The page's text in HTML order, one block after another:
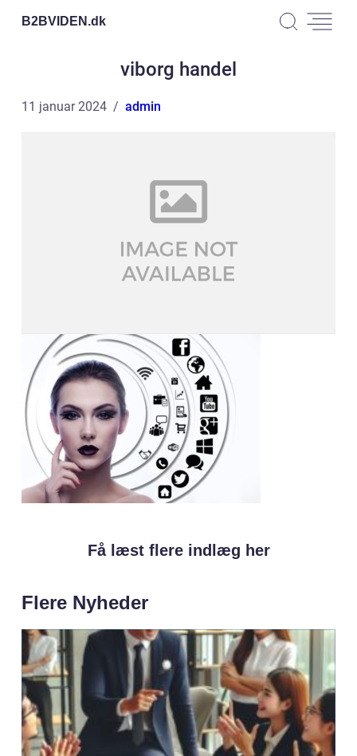
B2BVIDEN.dk
viborg handel
11 januar 2024 admin
Få læst flere indlæg her
Flere Nyheder